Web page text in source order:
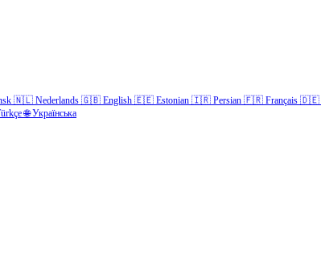
🇳🇱 Nederlands 🇬🇧 English 🇪🇪 Estonian 🇮🇷 Persian 🇫🇷 Français 🇩🇪
🌐 Українська